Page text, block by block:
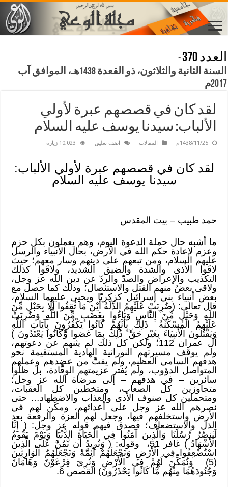
العدد 370
-
السنة الثانية والثلاثون، ذو القعدة 1438هـ، الموافق آب
2017م
لقد كان في قصصهم عبرة لأولي
الألباب: سيدنا يوسف عليه السلام
1438/11/25م المقالات اضف تعليق 10,023 زيارة
لقد كان في قصصهم عبرة لأولي الألباب:
سيدنا يوسف عليه السلام
حمد طبيب – بيت المقدس
ما أشبه حال حملة الدعوة اليوم، وهم يعملون بكل حزم
وعزم لإعادة حكم الله في الأرض، بحال الأنبياء والرسل
عليهم السلام، ومن تبعهم على دينهم وسار معهم؛ حيث
لاقَوا الأذى والشدة والضيق الشديد، ولاقَوا كذلك
التكذيب والإعراض والصدّ والردّ عن دين الله عز وجل،
ولاقى بعضٌ منهم القتل والاستئصال؛ وذلك كما حصل مع
بعض أنبياء بني إسرائيل كزكريّا ويحيى عليهما السلام،
قال تعالى: (ضُرِبَتْ عَلَيْهِمُ الذِّلَّةُ أَيْنَ مَا ثُقِفُوا إِلَّا بِحَبْلٍ مِّنَ
اللَّهِ وَحَبْلٍ مِّنَ النَّاسِ وَبَاءُوا بِغَضَبٍ مِّنَ اللَّهِ وَضُرِبَتْ
عَلَيْهِمُ الْمَسْكَنَةُ ۚ ذَٰلِكَ بِأَنَّهُمْ كَانُوا يَكْفُرُونَ بِآيَاتِ اللَّهِ
وَيَقْتُلُونَ الْأَنبِيَاءَ بِغَيْرِ حَقٍّ ۚ ذَٰلِكَ بِمَا عَصَوا وَّكَانُوا يَعْتَدُونَ )
آل عمران 112؛ ولكن كل ذلك لم يثنهم عن دعوتهم،
ولم يوقف مسيرتهم النورانية الهادية المستقيمة نحو
هدفهم السامي العظيم، ولم يفتَّ من عضدهم وعملهم
المتواصل الدؤوب، ولم يُفتر عزيمتهم الوقَّادة، بل ظلوا
سائرين – في هدفهم – إلى مرضاة الله عز وجل؛
متجاوزين كل الصعاب، ومتخطين كل العقبات،
ومتحملين كل صنوف الأذى والعذاب والاضطهاد… حتى
نصرهم الله عز وجل على أعدائهم، ومكّن لهم في
الأرض واستخلفهم فيها، وجعل لهم العزة والرفعة بعد
الذل والاستضعاف؛ فصدق فيهم قوله عز وجل: ( إِنَّا
لَنَنصُرُ رُسُلَنَا وَالَّذِينَ آمَنُوا فِي الْحَيَاةِ الدُّنْيَا وَيَوْمَ يَقُومُ
الْأَشْهَادُ ) غافر 51، وقوله: ( وَنُرِيدُ أَن نَّمُنَّ عَلَى الَّذِينَ
اسْتُضْعِفُوا فِي الْأَرْضِ وَنَجْعَلَهُمْ أَئِمَّةً وَنَجْعَلَهُمُ الْوَارِثِينَ
(5) وَنُمَكِّنَ لَهُمْ فِي الْأَرْضِ وَنُرِيَ فِرْعَوْنَ وَهَامَانَ
وَجُنُودَهُمَا مِنْهُم مَّا كَانُوا يَحْذَرُونَ) القصص 6.